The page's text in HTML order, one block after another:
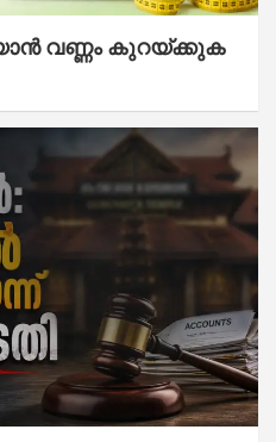
വണ്ണം കുറയ്ക്കുക